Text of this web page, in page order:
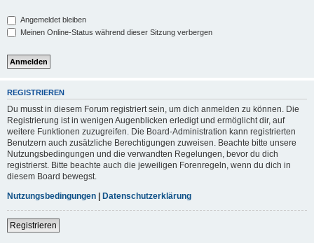
Angemeldet bleiben
Meinen Online-Status während dieser Sitzung verbergen
REGISTRIEREN
Du musst in diesem Forum registriert sein, um dich anmelden zu können. Die
Registrierung ist in wenigen Augenblicken erledigt und ermöglicht dir, auf
weitere Funktionen zuzugreifen. Die Board-Administration kann registrierten
Benutzern auch zusätzliche Berechtigungen zuweisen. Beachte bitte unsere
Nutzungsbedingungen und die verwandten Regelungen, bevor du dich
registrierst. Bitte beachte auch die jeweiligen Forenregeln, wenn du dich in
diesem Board bewegst.
Nutzungsbedingungen | Datenschutzerklärung
Registrieren